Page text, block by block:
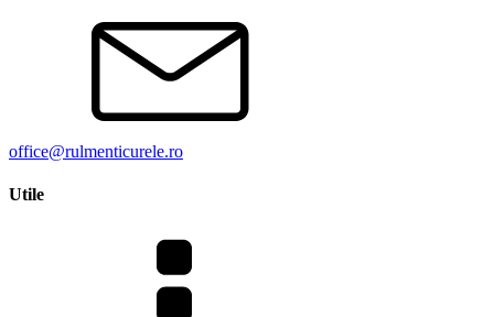
office@rulmenticurele.ro
Utile